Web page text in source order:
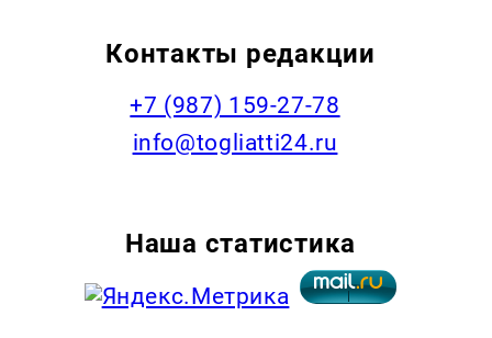
Контакты редакции
+7 (987) 159-27-78
info@togliatti24.ru
Наша статистика